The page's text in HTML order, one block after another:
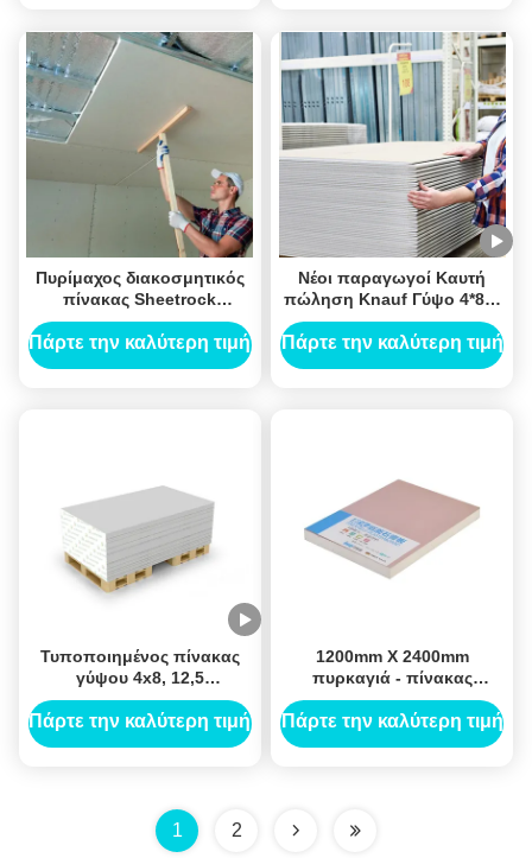
Πυρίμαχος διακοσμητικός
πίνακας Sheetrock
1220mm X 2440mm γύψου
Πάρτε την καλύτερη τιμή
Νέοι παραγωγοί Καυτή
πώληση Knauf Γύψο 4*8Ft
Μη καύσιμο Γύψο πυρήνα
ξυλόπετρα για εσωτερική
Πάρτε την καλύτερη τιμή
Τυποποιημένος πίνακας
γύψου 4x8, 12,5
εκλεπτυμένη χιλ. υγρή
απόδειξη γυψοσανίδας
Πάρτε την καλύτερη τιμή
1200mm X 2400mm
πυρκαγιά - πίνακας
ασβεστοκονιάματος
καθυστερούντω για το
Πάρτε την καλύτερη τιμή
1 2